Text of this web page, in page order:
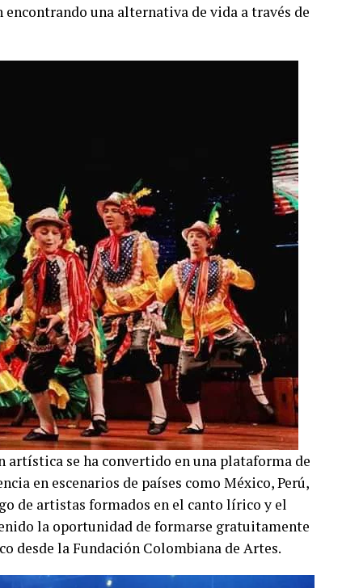
una alternativa de vida a través de
se ha convertido en una plataforma de
en escenarios de países como México, Perú,
de artistas formados en el canto lírico y el
la oportunidad de formarse gratuitamente
desde la Fundación Colombiana de Artes.